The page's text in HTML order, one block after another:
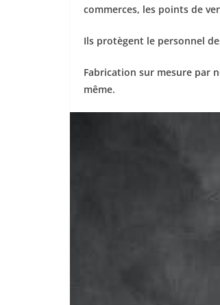
commerces, les points de
Ils protègent le personnel
Fabrication sur mesure par
même.